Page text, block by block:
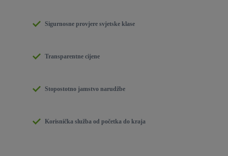
Sigurnosne provjere svjetske klase
Transparentne cijene
Stopostotno jamstvo narudžbe
Korisnička služba od početka do kraja